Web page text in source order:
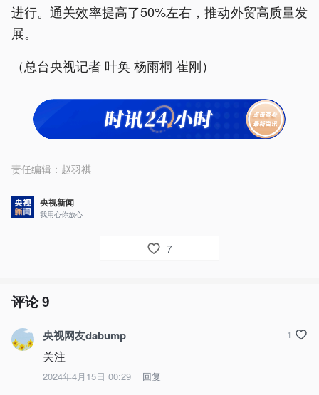
进行。通关效率提高了50%左右，推动外贸高质量发
展。
（总台央视记者 叶奂 杨雨桐 崔刚）
责任编辑： 赵羽祺
央视新闻
我用心你放心
7
评论9
央视网友dabump
关注
2024年4月15日 00:29 回复
1